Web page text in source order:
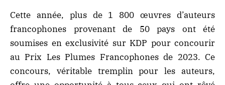
Cette année, plus de 1 800 œuvres d’auteurs
francophones provenant de 50 pays ont été
soumises en exclusivité sur KDP pour concourir
au Prix Les Plumes Francophones de 2023. Ce
concours, véritable tremplin pour les auteurs,